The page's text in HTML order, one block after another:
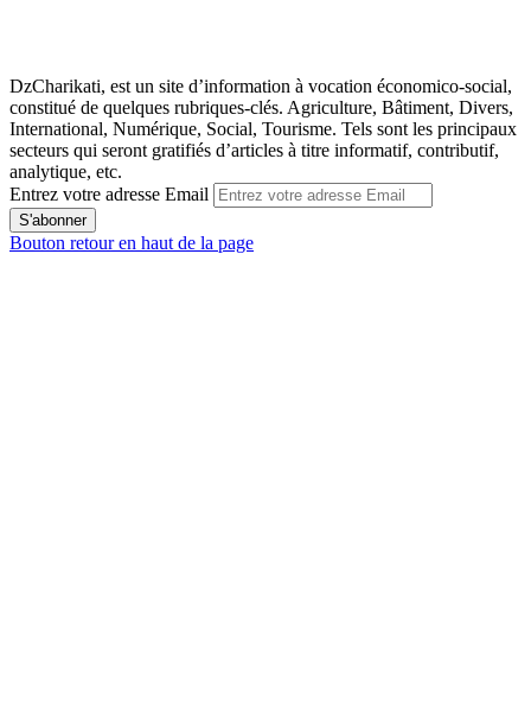
DzCharikati, est un site d’information à vocation économico-social,
constitué de quelques rubriques-clés. Agriculture, Bâtiment, Divers,
International, Numérique, Social, Tourisme. Tels sont les principaux
secteurs qui seront gratifiés d’articles à titre informatif, contributif,
analytique, etc.
Entrez votre adresse Email
Bouton retour en haut de la page